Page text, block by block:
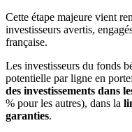
Cette étape majeure vient
investisseurs avertis,
française.
Les investisseurs du fonds
potentielle par ligne en
des investissements dans
% pour les autres), dans la
garanties.